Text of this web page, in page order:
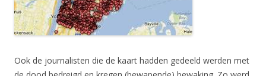
Ook de journalisten die de kaart hadden gedeeld werden met